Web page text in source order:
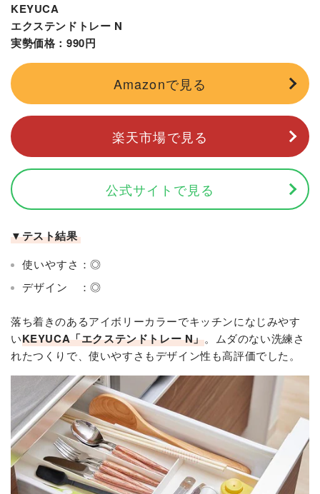
KEYUCA
エクステンドトレー N
実勢価格：990円
Amazonで見る
楽天市場で見る
公式サイトで見る
▼テスト結果
使いやすさ：◎
デザイン ：◎
落ち着きのあるアイボリーカラーでキッチンになじみやす
いKEYUCA「エクステンドトレー N」。ムダのない洗練さ
れたつくりで、使いやすさもデザイン性も高評価でした。